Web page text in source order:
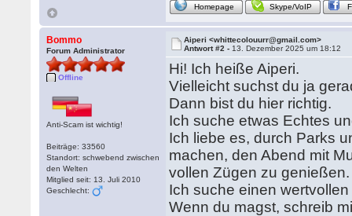
Homepage Skype/VoIP
Bommo
Forum Administrator
Offline
Anti-Scam ist wichtig!
Beiträge: 33560
Standort: schwebend zwischen
den Welten
Mitglied seit: 13. Juli 2010
Geschlecht:
Aiperi <whittecolouurr@gmail.com>
Antwort #2 - 13. Dezember 2025 um 18:12
Hi! Ich heiße Aiperi.
Vielleicht suchst du ja
Dann bist du hier richtig.
Ich suche etwas Echtes
Ich liebe es, durch Parks
machen, den Abend mit
vollen Zügen zu genießen.
Ich suche einen
Wenn du magst, schreib